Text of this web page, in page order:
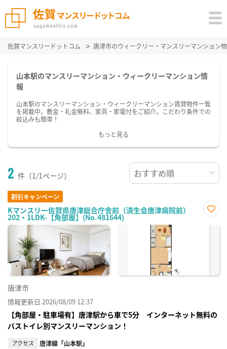
佐賀マンスリードットコム 唐津市のウィークリー・マンスリーマンション
山本駅のマンスリーマンション・ウィークリーマンション情
報
山本駅のマンスリーマンション・ウィークリーマンション賃貸物件一覧
を掲載中。敷金・礼金無料、家具・家電付をご紹介。こだわり条件での
絞込みも簡単！
もっと見る
2 件（1/1ページ）
割引キャンペーン
Kマンスリー佐賀県唐津総合庁舎前（済生会唐津病院前）
202・1LDK-【角部屋】(No.481644)
に入
唐津市
情報更新日 2026/08/09 12:37
【角部屋・駐車場有】唐津駅から車で5分 インターネット無料の
バストイレ別マンスリーマンション！
アクセス 唐津線「山本駅」